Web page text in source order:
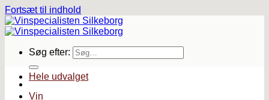
Fortsæt til indhold
Søg efter:
Hele udvalget
Vin